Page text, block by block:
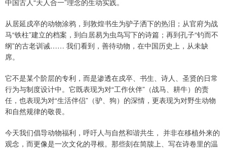
中国古人“天人合一”理念的生动实践。
从居延戍卒的动物涂鸦，到敦煌书生为驴子洒下的热泪；从官府为战
马“铁柱”建立的档案，到白居易为虫鸟写下的诗篇；再到孔子“钓而不
纲”的古老训诫…… 我们看到，善待动物，在中国历史上，从未缺
席。
它不是某个阶层的专利，而是渗透在戍卒、书生、诗人、圣贤的日常
行为与制度设计中。它既表现为对“工作伙伴”（战马、耕牛）的责
任，也表现为对“生活伴侣”（驴、狗）的深情，更表现为对野生动物
和自然规律的敬畏。
今天我们倡导动物福利，呼吁人与自然和谐共生， 并非在移植外来的
观念，而更像是一次文化的寻根。那些刻在简牍上、写在诗卷里的温